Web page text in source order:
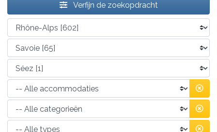
Verfijn de zoekopdracht